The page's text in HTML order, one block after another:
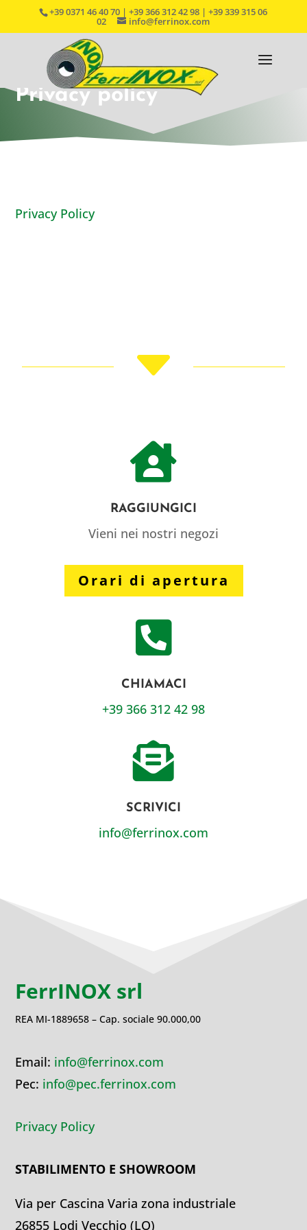
+39 0371 46 40 70 | +39 366 312 42 98 | +39 339 315 06
02 info@ferrinox.com
Privacy policy
Privacy Policy
C

RAGGIUNGICI
Vieni nei nostri negozi
Orari di apertura

CHIAMACI
+39 366 312 42 98

SCRIVICI
info@ferrinox.com
FerrINOX srl
REA MI-1889658 – Cap. sociale 90.000,00
Email: info@ferrinox.com
Pec: info@pec.ferrinox.com
Privacy Policy
STABILIMENTO E SHOWROOM
Via per Cascina Varia zona industriale
26855 Lodi Vecchio (LO)